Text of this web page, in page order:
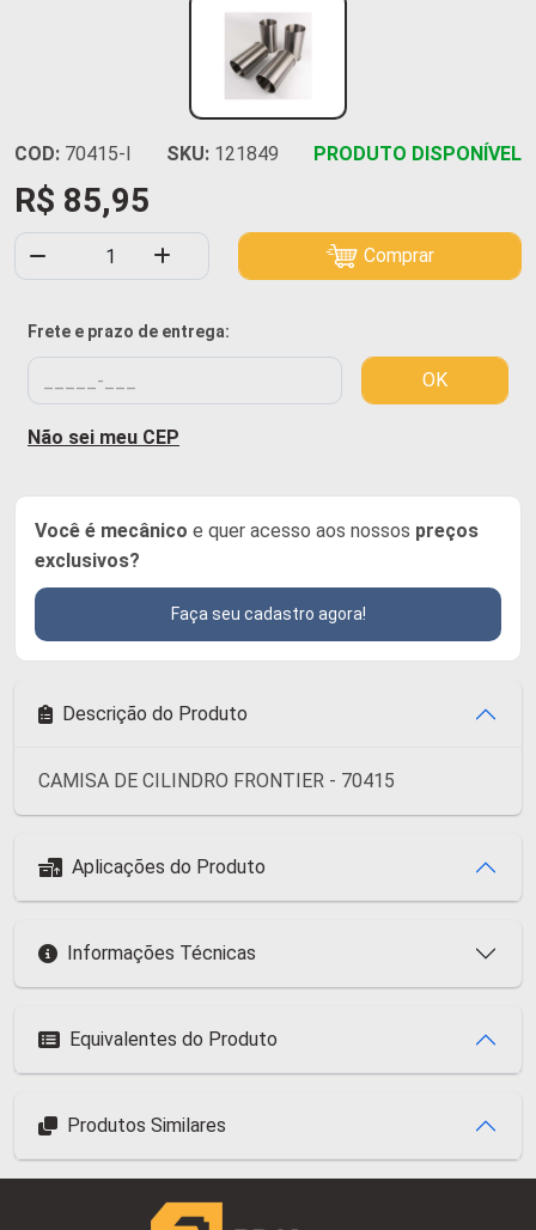
COD: 70415-I SKU: 121849 PRODUTO DISPONÍVEL
R$ 85,95
Comprar
Frete e prazo de entrega:
OK
Não sei meu CEP
Você é mecânico e quer acesso aos nossos preços
exclusivos?
Faça seu cadastro agora!
Descrição do Produto
CAMISA DE CILINDRO FRONTIER - 70415
Aplicações do Produto
Informações Técnicas
Equivalentes do Produto
Produtos Similares